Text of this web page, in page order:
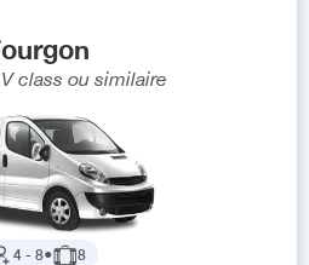
class ou similaire
4 - 8● 8